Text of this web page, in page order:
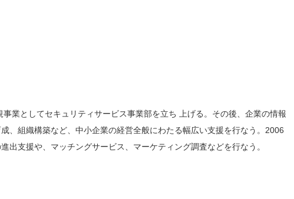
業としてセキュリティサービス事業部を立ち 上げる。その後、企業の情報
、組織構築など、中小企業の経営全般にわたる幅広い支援を行なう。2006
出支援や、マッチングサービス、マーケティング調査などを行なう。